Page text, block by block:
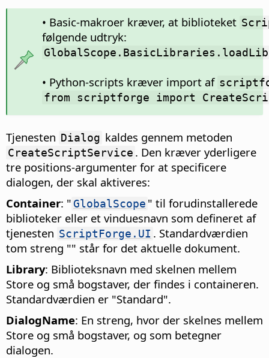
• Basic-makroer kræver, at biblioteket
følgende udtryk:
• Python-scripts kræver import af
from scriptforge import
Tjenesten Dialog kaldes gennem metoden
CreateScriptService . Den kræver yderligere
tre positions-argumenter for at specificere
dialogen, der skal aktiveres:
Container: " GlobalScope " til forudinstallerede
biblioteker eller et vinduesnavn som defineret af
tjenesten ScriptForge.UI . Standardværdien
tom streng "" står for det aktuelle dokument.
Library: Biblioteksnavn med skelnen mellem
Store og små bogstaver, der findes i containeren.
Standardværdien er "Standard".
DialogName: En streng, hvor der skelnes mellem
Store og små bogstaver, og som betegner
dialogen.